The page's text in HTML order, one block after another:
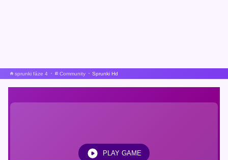
sprunki fáze 4 Community Sprunki Hd
PLAY GAME